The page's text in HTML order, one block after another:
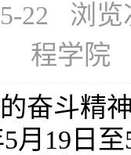
22 浏览
程学院
奋斗精
月19日